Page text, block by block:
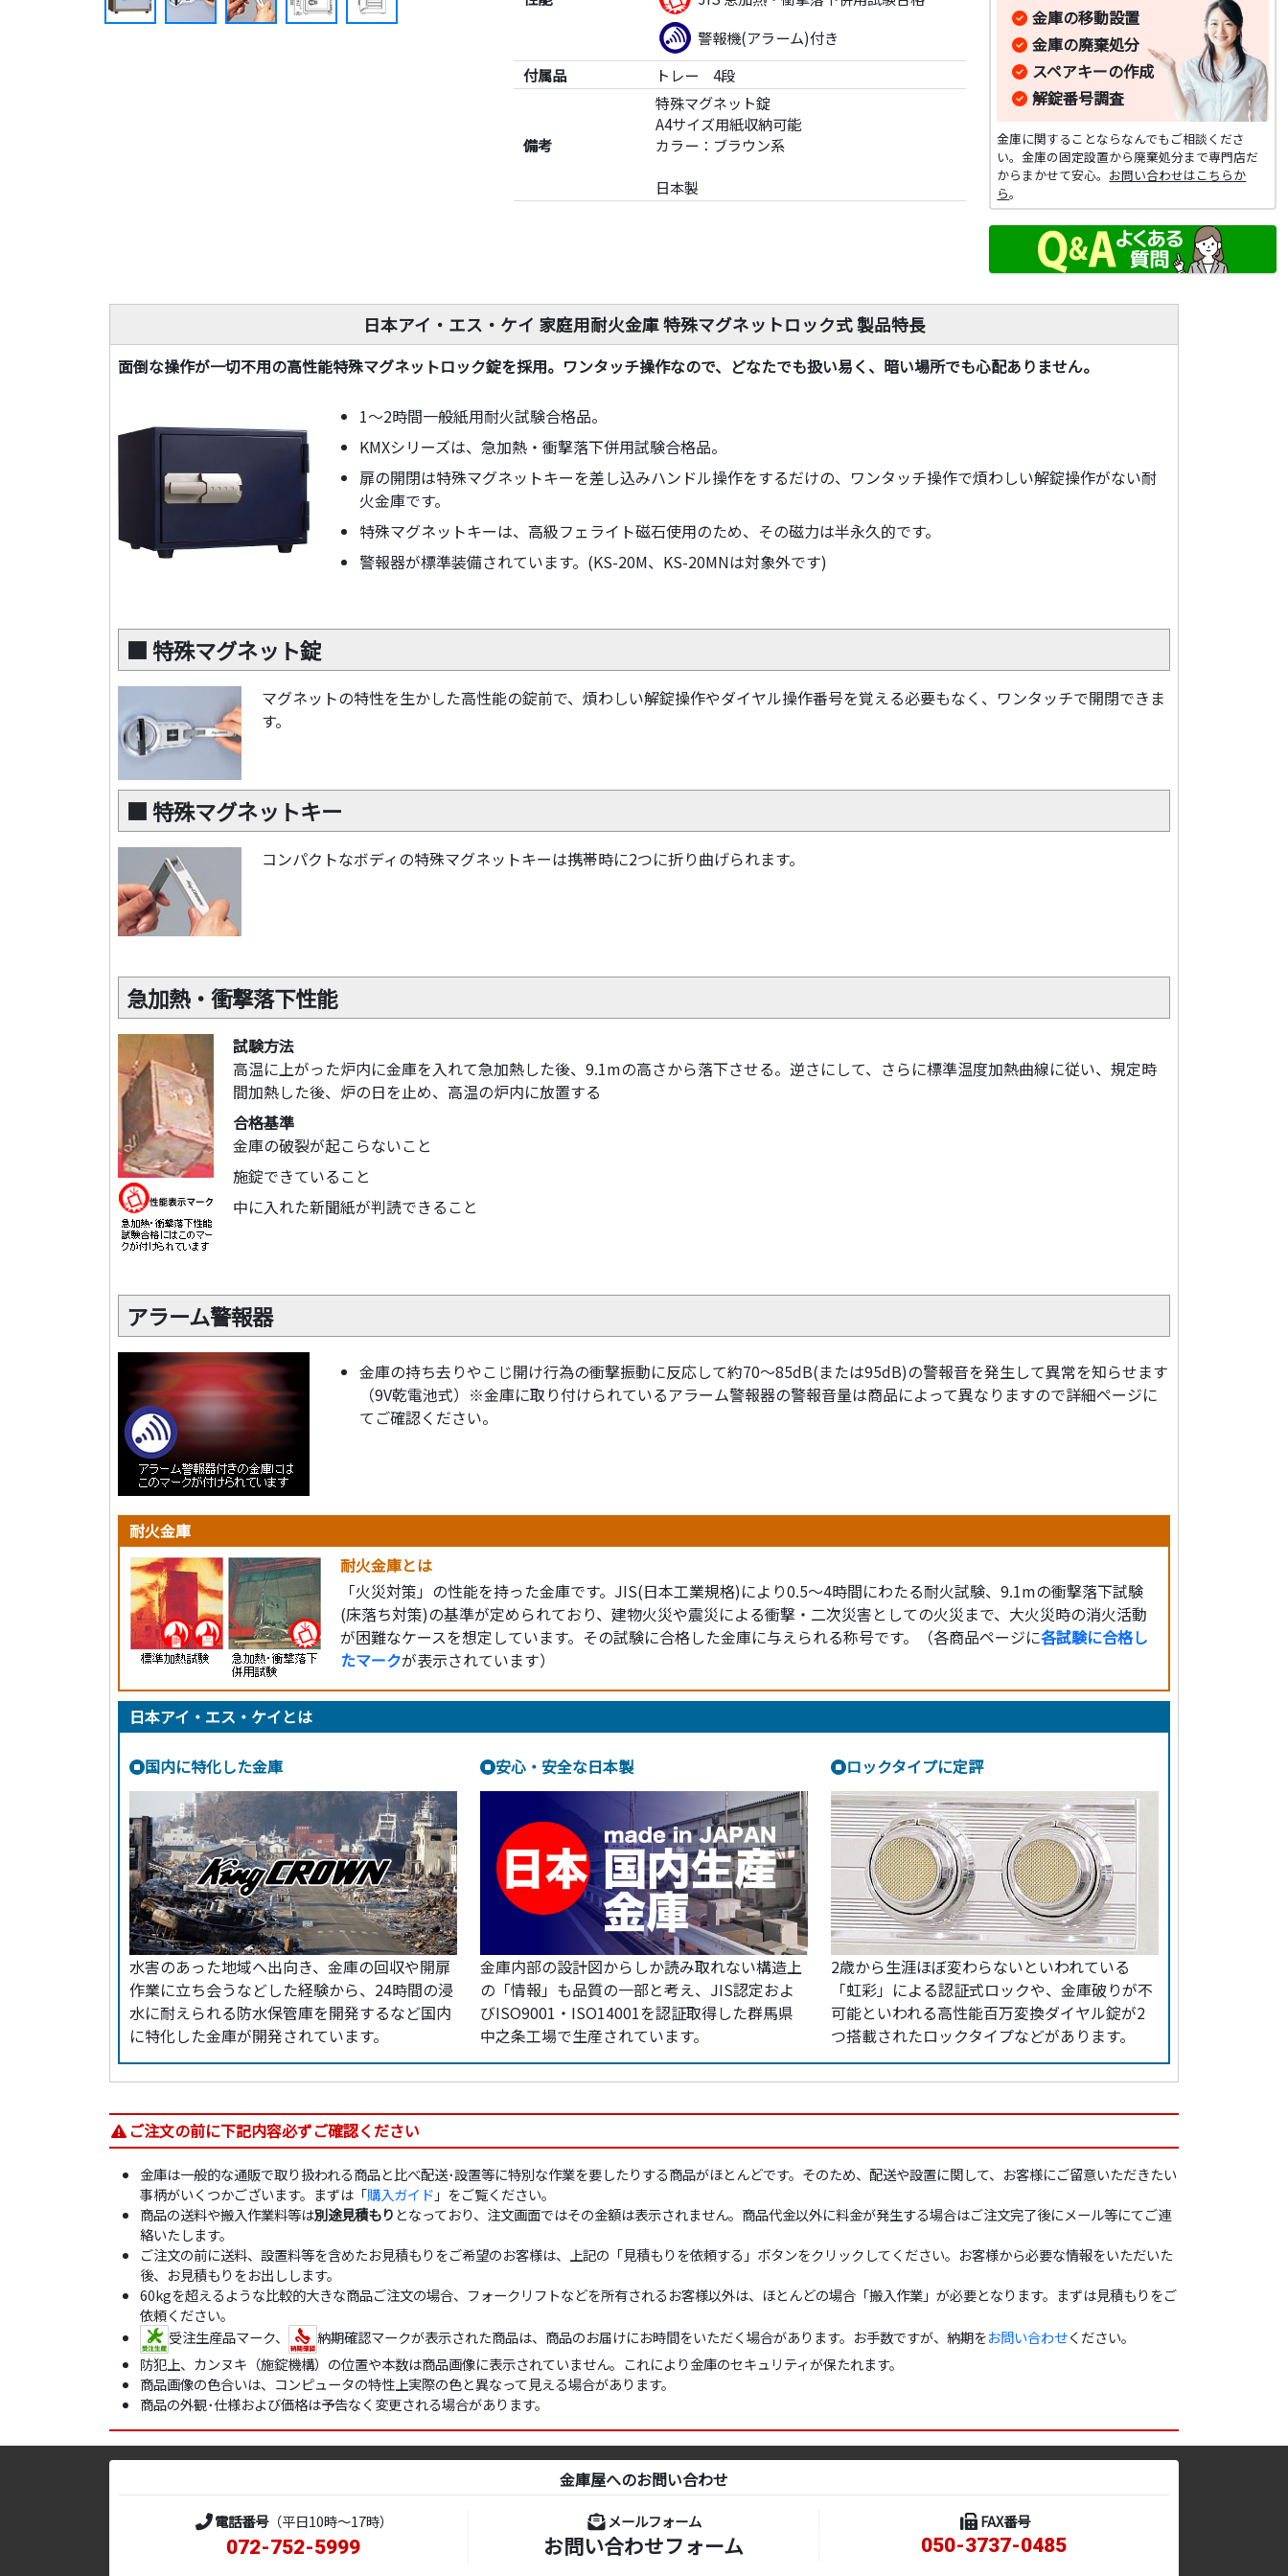
警報機(アラーム)付き
付属品
トレー 4段
備考
特殊マグネット錠
A4サイズ用紙収納可能
カラー：ブラウン系
日本製
金庫の移動設置
金庫の廃棄処分
スペアキーの作成
解錠番号調査
金庫に関することならなんでもご相談くださ
い。金庫の固定設置から廃棄処分まで専門店だ
からまかせて安心。 お問い合わせはこちらか
ら。
日本アイ・エス・ケイ 家庭用耐火金庫 特殊マグネットロック式 製品特長
面倒な操作が一切不用の高性能特殊マグネットロック錠を採用。ワンタッチ操作なので、どなたでも扱い易く、暗い場所でも心配ありません。
1～2時間一般紙用耐火試験合格品。
KMXシリーズは、急加熱・衝撃落下併用試験合格品。
扉の開閉は特殊マグネットキーを差し込みハンドル操作をするだけの、ワンタッチ操作で煩わしい解錠操作がない耐
火金庫です。
特殊マグネットキーは、高級フェライト磁石使用のため、その磁力は半永久的です。
警報器が標準装備されています。(KS-20M、KS-20MNは対象外です)
■ 特殊マグネット錠
マグネットの特性を生かした高性能の錠前で、煩わしい解錠操作やダイヤル操作番号を覚える必要もなく、ワンタッチで開閉できま
す。
■ 特殊マグネットキー
コンパクトなボディの特殊マグネットキーは携帯時に2つに折り曲げられます。
急加熱・衝撃落下性能
試験方法
高温に上がった炉内に金庫を入れて急加熱した後、9.1mの高さから落下させる。逆さにして、さらに標準温度加熱曲線に従い、規定時
間加熱した後、炉の日を止め、高温の炉内に放置する
合格基準
金庫の破裂が起こらないこと
施錠できていること
中に入れた新聞紙が判読できること
アラーム警報器
金庫の持ち去りやこじ開け行為の衝撃振動に反応して約70～85dB(または95dB)の警報音を発生して異常を知らせます
（9V乾電池式）※金庫に取り付けられているアラーム警報器の警報音量は商品によって異なりますので詳細ページに
てご確認ください。
耐火金庫
耐火金庫とは
「火災対策」の性能を持った金庫です。JIS(日本工業規格)により0.5～4時間にわたる耐火試験、9.1mの衝撃落下試験
(床落ち対策)の基準が定められており、建物火災や震災による衝撃・二次災害としての火災まで、大火災時の消火活動
が困難なケースを想定しています。その試験に合格した金庫に与えられる称号です。（各商品ページに各試験に合格し
たマークが表示されています）
日本アイ・エス・ケイとは
国内に特化した金庫
水害のあった地域へ出向き、金庫の回収や開扉
作業に立ち会うなどした経験から、24時間の浸
水に耐えられる防水保管庫を開発するなど国内
に特化した金庫が開発されています。
安心・安全な日本製
金庫内部の設計図からしか読み取れない構造上
の「情報」も品質の一部と考え、JIS認定およ
びISO9001・ISO14001を認証取得した群馬県
中之条工場で生産されています。
ロックタイプに定評
2歳から生涯ほぼ変わらないといわれている
「虹彩」による認証式ロックや、金庫破りが不
可能といわれる高性能百万変換ダイヤル錠が2
つ搭載されたロックタイプなどがあります。
ご注文の前に下記内容必ずご確認ください
金庫は一般的な通販で取り扱われる商品と比べ配送･設置等に特別な作業を要したりする商品がほとんどです。そのため、配送や設置に関して、お客様にご留意いただきたい
事柄がいくつかございます。まずは「購入ガイド 」をご覧ください。
商品の送料や搬入作業料等は別途見積もり となっており、注文画面ではその金額は表示されません。商品代金以外に料金が発生する場合はご注文完了後にメール等にてご連
絡いたします。
ご注文の前に送料、設置料等を含めたお見積もりをご希望のお客様は、上記の「見積もりを依頼する」ボタンをクリックしてください。お客様から必要な情報をいただいた
後、お見積もりをお出しします。
60kgを超えるような比較的大きな商品ご注文の場合、フォークリフトなどを所有されるお客様以外は、ほとんどの場合「搬入作業」が必要となります。まずは見積もりをご
依頼ください。
受注生産品マーク、
納期確認マークが表示された商品は、商品のお届けにお時間をいただく場合があります。お手数ですが、納期をお問い合わせください。
防犯上、カンヌキ（施錠機構）の位置や本数は商品画像に表示されていません。これにより金庫のセキュリティが保たれます。
商品画像の色合いは、コンピュータの特性上実際の色と異なって見える場合があります。
商品の外観･仕様および価格は予告なく変更される場合があります。
金庫屋へのお問い合わせ
電話番号（平日10時～17時）
072-752-5999
メールフォーム
お問い合わせフォーム
FAX番号
050-3737-0485